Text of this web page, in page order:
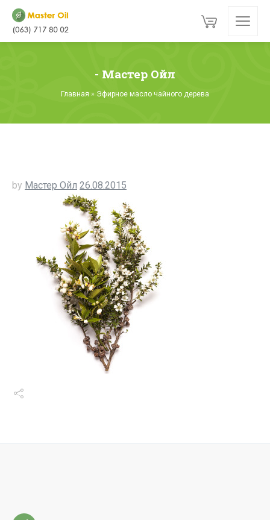
- Мастер Ойл
Главная » Эфирное масло чайного дерева
by Мастер Ойл 26.08.2015